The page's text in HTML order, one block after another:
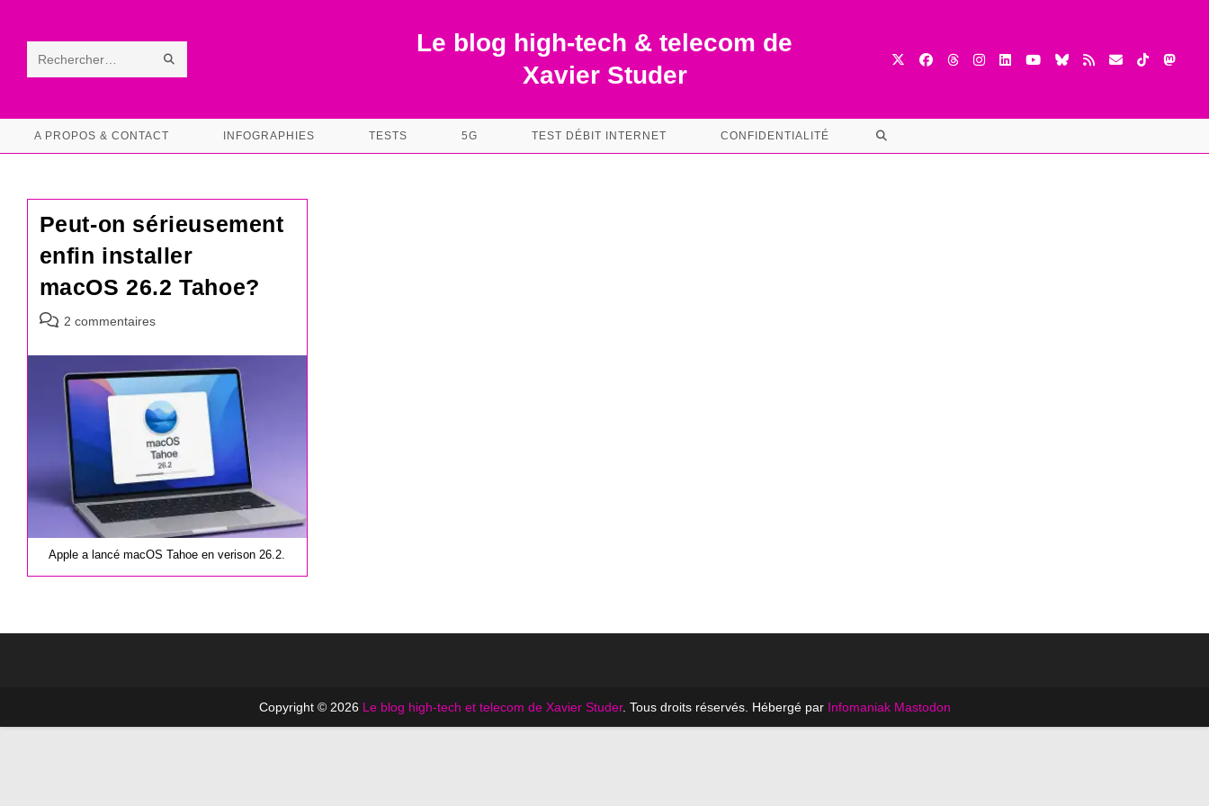
contentRechercher
ce RECHERCHE
Le blog high-tech & telecom de
Xavier Studer
A PROPOS & CONTACT INFOGRAPHIES TESTS 5G TEST DÉBIT INTERNET CONFIDENTIALITÉ TOGGLE
Peut-on sérieusement
enfin installer
macOS 26.2 Tahoe?
Commentaires
la
publication :
2 commentaires
Apple a lancé macOS Tahoe en verison 26.2.
Copyright © 2026 Le blog high-tech et telecom de Xavier Studer. Tous droits réservés. Hébergé par Infomaniak Mastodon